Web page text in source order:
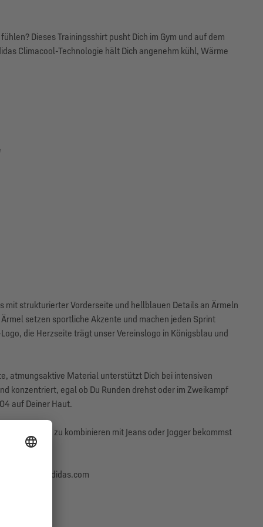
Dieses Trainingsshirt pusht Dich im Gym und auf dem
Climacool-Technologie hält Dich angenehm kühl, Wärme
mit strukturierter Vorderseite und hellblauen Details an Ärmeln
setzen sportliche Akzente und machen jeden Sprint
die Herzseite trägt unser Vereinslogo in Königsblau und
atmungsaktive Material unterstützt Dich bei intensiven
konzentriert, egal ob Du Runden drehst oder im Zweikampf
auf Deiner Haut.
Einfach zu kombinieren mit Jeans oder Jogger bekommst
info@adidas.com